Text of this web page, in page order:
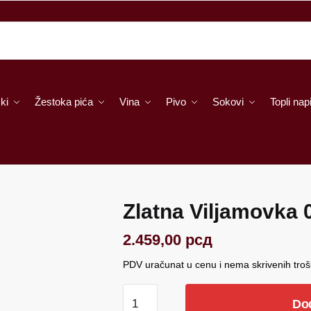
Žestoka pića Vina Pivo Sokovi Topli
Zlatna Viljamovka
2.459,00 рсд
PDV uračunat u cenu i nema skrivenih